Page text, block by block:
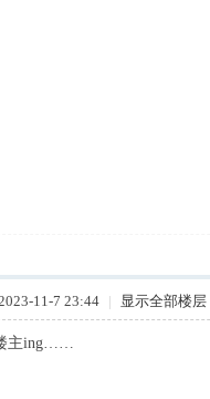
11-7 23:44 | 显示全部楼层
主ing……